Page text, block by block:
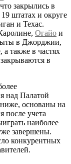
закрылись в
штатах и округе
и Техас.
Огайо и
в Джорджии,
также в частях
в
над Палатой
основаны на
после учета
наиболее
завершены.
конкурентных